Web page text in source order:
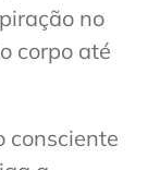
no
corpo até
consciente